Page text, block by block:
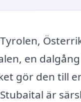
en
gör den till
är